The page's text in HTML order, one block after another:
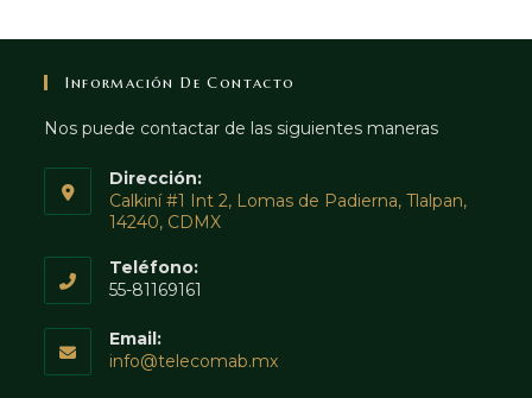
Información De Contacto
Nos puede contactar de las siguientes maneras
Dirección:
Calkiní #1 Int 2, Lomas de Padierna, Tlalpan,
14240, CDMX
Teléfono:
55-81169161
Email:
info@telecomab.mxAbre